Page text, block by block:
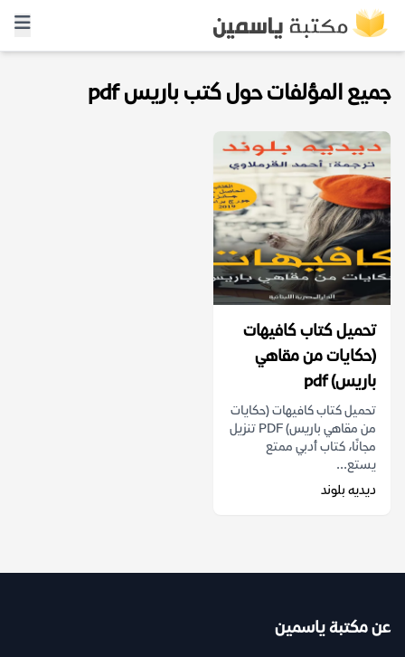
جميع المؤلفات حول كتب باريس pdf
تحميل كتاب كافيهات
(حكايات من مقاهي
باريس) pdf
تحميل كتاب كافيهات (حكايات
من مقاهي باريس) PDF تنزيل
مجانًا، كتاب أدبي ممتع
يستع...
ديديه بلوند
عن مكتبة ياسمين